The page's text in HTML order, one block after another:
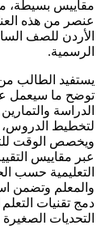
مقاييس بسيطة،
عنصر من هذه
الأردن للصف
الرسمية.
يستفيد الطالب
توضح ما سيعمل
الدراسة
لتخطيط الدروس،
ويخصص الوقت
عبر مقاييس
التعليمية حسب
والمعلم وتضمن
دمج تقنيات
التحديات